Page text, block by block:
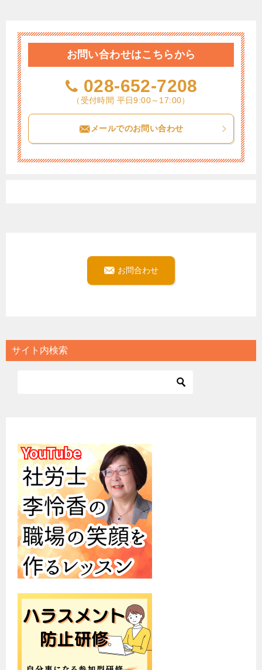
お問い合わせはこちらから
028-652-7208
（受付時間 平日9:00～17:00）
メールでのお問い合わせ
お問合わせ
サイト内検索